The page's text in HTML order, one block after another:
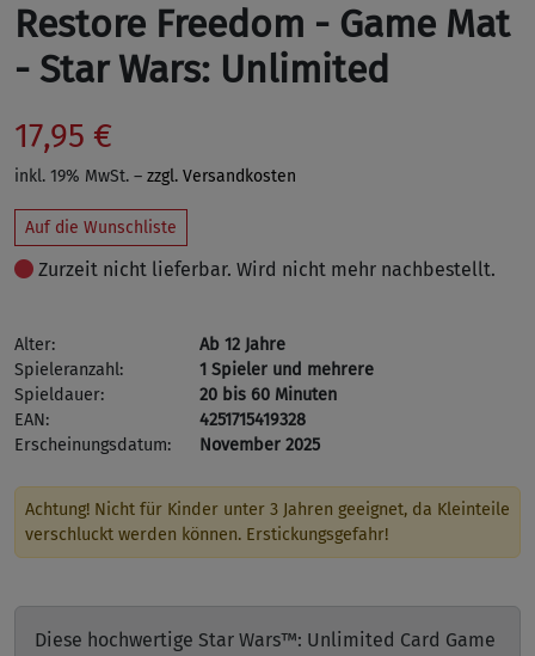
Restore Freedom - Game Mat
- Star Wars: Unlimited
17,95 €
inkl. 19% MwSt. – zzgl. Versandkosten
Auf die Wunschliste
Zurzeit nicht lieferbar. Wird nicht mehr nachbestellt.
Alter:
Ab 12 Jahre
Spieleranzahl:
1 Spieler und mehrere
Spieldauer:
20 bis 60 Minuten
EAN:
4251715419328
Erscheinungsdatum:
November 2025
Achtung! Nicht für Kinder unter 3 Jahren geeignet, da Kleinteile
verschluckt werden können. Erstickungsgefahr!
Diese hochwertige Star Wars™: Unlimited Card Game